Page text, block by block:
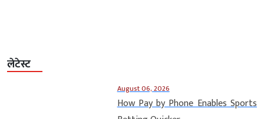
लेटेस्ट
August 06, 2026
How Pay by Phone Enables Sports